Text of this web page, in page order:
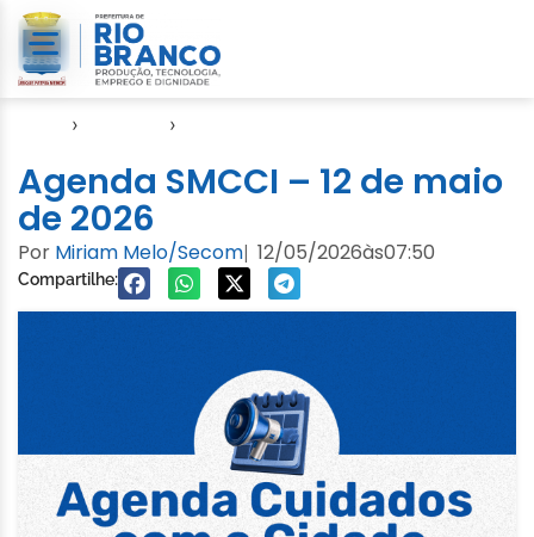
› ›
Agenda SMCCI – 12 de maio
de 2026
Por Miriam Melo/Secom| 12/05/2026às07:50
Compartilhe: